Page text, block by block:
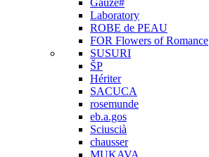
Gauze#
Laboratory
ROBE de PEAU
FOR Flowers of Romance
SUSURI
ŠP
Hériter
SACUCA
rosemunde
eb.a.gos
Sciuscià
chausser
MUKAVA